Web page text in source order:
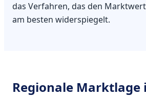
das Verfahren, das den
am besten widerspiegelt.
Regionale Marktlage